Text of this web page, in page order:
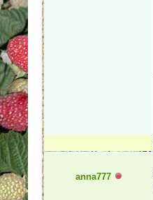
anna777